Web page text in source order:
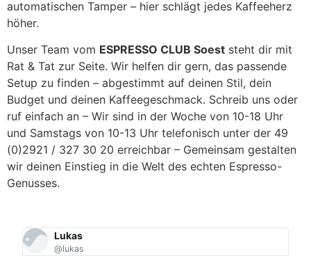
automatischen Tamper – hier schlägt jedes Kaffeeherz
höher.
Unser Team vom ESPRESSO CLUB Soest steht dir mit
Rat & Tat zur Seite. Wir helfen dir gern, das passende
Setup zu finden – abgestimmt auf deinen Stil, dein
Budget und deinen Kaffeegeschmack. Schreib uns oder
ruf einfach an – Wir sind in der Woche von 10-18 Uhr
und Samstags von 10-13 Uhr telefonisch unter der 49
(0)2921 / 327 30 20 erreichbar – Gemeinsam gestalten
wir deinen Einstieg in die Welt des echten Espresso-
Genusses.
Lukas
@lukas